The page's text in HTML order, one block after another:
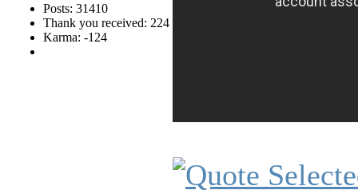
Posts: 31410
Thank you received: 224
Karma: -124